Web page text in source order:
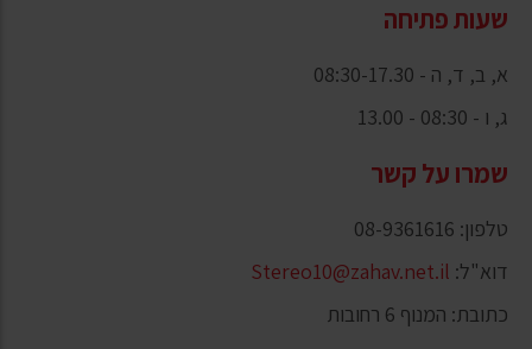
שעות פתיחה
א, ב, ד, ה - 08:30-17.30
ג, ו - 08:30 - 13.00
שמרו על קשר
טלפון: 08-9361616
דוא"ל: Stereo10@zahav.net.il
כתובת: המנוף 6 רחובות